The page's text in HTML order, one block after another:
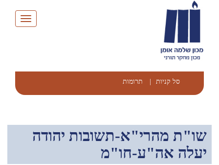
Toggle
סל קניות תרומות
שו"ת מהרי"א-תשובות יהודה
יעלה אה"ע-חו"מ